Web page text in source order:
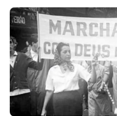
1964?